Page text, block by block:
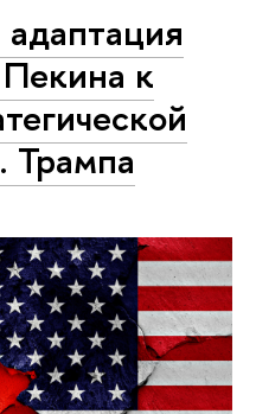
адаптация
Пекина к
Трампа